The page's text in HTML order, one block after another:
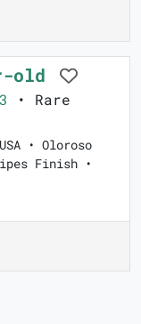
old
• Rare
• Oloroso
Finish •